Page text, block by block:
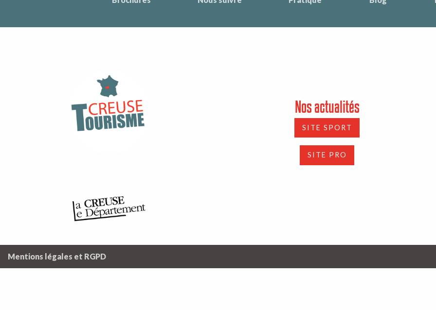
Nos actualités
SITE SPORT
SITE PRO
Mentions légales et RGPD